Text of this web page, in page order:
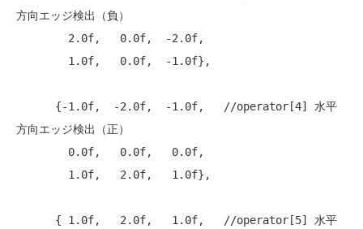
方向エッジ検出（負）
      {-1.0f,  -2.0f,  -1.0f,
//operator[4] 水平
方向エッジ検出（正）
      { 1.0f,   2.0f,   1.0f,
//operator[5] 水平